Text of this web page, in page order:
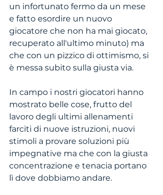
un infortunato fermo da un mese
e fatto esordire un nuovo
giocatore che non ha mai giocato,
recuperato all'ultimo minuto) ma
che con un pizzico di ottimismo, si
è messa subito sulla giusta via.
In campo i nostri giocatori hanno
mostrato belle cose, frutto del
lavoro degli ultimi allenamenti
farciti di nuove istruzioni, nuovi
stimoli a provare soluzioni più
impegnative ma che con la giusta
concentrazione e tenacia portano
lì dove dobbiamo andare.